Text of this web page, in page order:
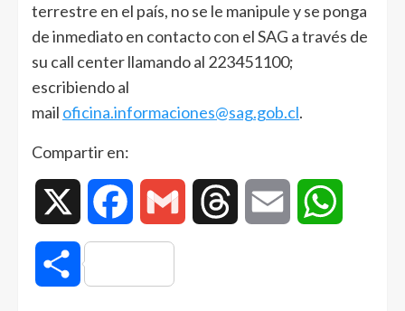
terrestre en el país, no se le manipule y se ponga
de inmediato en contacto con el SAG a través de
su call center llamando al 223451100;
escribiendo al
mail oficina.informaciones@sag.gob.cl.
Compartir en:
Facebook Gmail Threads Email
Compartir